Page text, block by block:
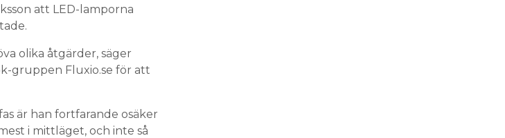
att LED-lamporna
olika åtgärder, säger
gruppen Fluxio.se för att
är han fortfarande osäker
i mittläget, och inte så